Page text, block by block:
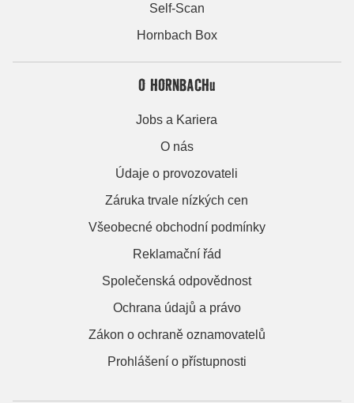
Self-Scan
Hornbach Box
O HORNBACHu
Jobs a Kariera
O nás
Údaje o provozovateli
Záruka trvale nízkých cen
Všeobecné obchodní podmínky
Reklamační řád
Společenská odpovědnost
Ochrana údajů a právo
Zákon o ochraně oznamovatelů
Prohlášení o přístupnosti